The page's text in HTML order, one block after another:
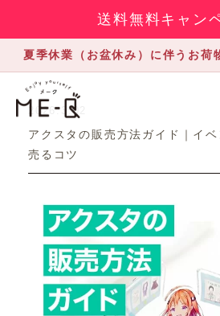
送料無料キャン
夏季休業（お盆休み）に伴うお荷
2026.3.02
アクスタの販売方法ガイド｜イ
売るコツ